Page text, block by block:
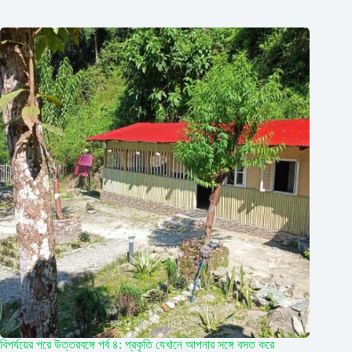
বিপর্যয়ের পরে উত্তরবঙ্গে পর্ব ৪: প্রকৃতি যেখানে আপনার সঙ্গে বসত করে